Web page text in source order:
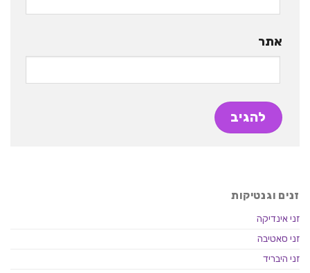
אתר
זנים וגנטיקות
זני אינדיקה
זני סאטיבה
זני היבריד